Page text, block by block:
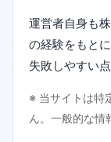
運営者自身も
の経験をもと
失敗しやすい
※ 当サイトは特
ん。一般的な情